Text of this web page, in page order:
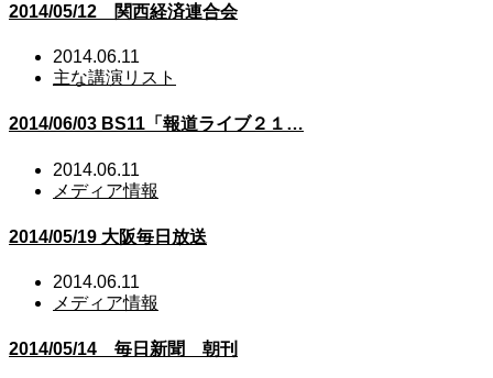
2014/05/12 関西経済連合会
2014.06.11
主な講演リスト
2014/06/03 BS11「報道ライブ２１…
2014.06.11
メディア情報
2014/05/19 大阪毎日放送
2014.06.11
メディア情報
2014/05/14 毎日新聞 朝刊